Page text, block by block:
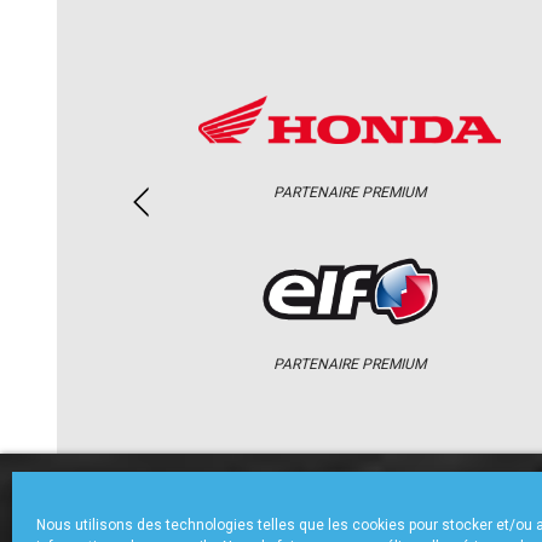
Nous utilisons des technologies telles que les cookies pour stocker et/ou
PARTENAIRE PREMIUM
PARTENAIRE PREMIUM
ACCUEIL CHAMPIONNAT